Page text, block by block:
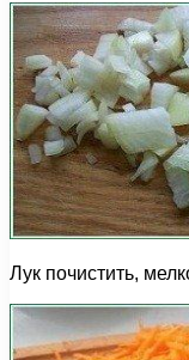
Лук почистить,